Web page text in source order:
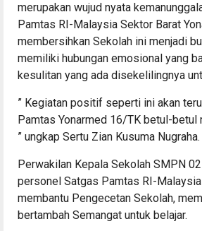
merupakan wujud nyata
Pamtas RI-Malaysia Sektor Barat
membersihkan Sekolah ini menjadi
memiliki hubungan emosional yang
kesulitan yang ada disekelilingnya
” Kegiatan positif seperti ini akan
Pamtas Yonarmed 16/TK betul-betul
” ungkap Sertu Zian Kusuma Nugraha.
Perwakilan Kepala Sekolah SMPN
personel Satgas Pamtas RI-
membantu Pengecetan Sekolah,
bertambah Semangat untuk belajar.